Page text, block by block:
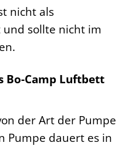
nicht als
sollte nicht im
Bo-Camp Luftbett
der Art der Pumpe
Pumpe dauert es in